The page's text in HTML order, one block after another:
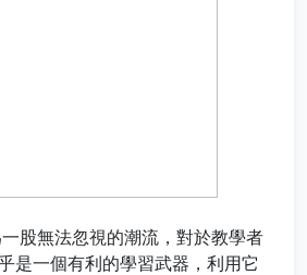
股無法忽視的潮流，對於教學者
是一個有利的學習武器，利用它